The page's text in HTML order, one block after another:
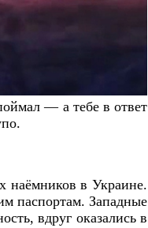
— а тебе в ответ
наёмников в Украине.
паспортам. Западные
вдруг оказались в